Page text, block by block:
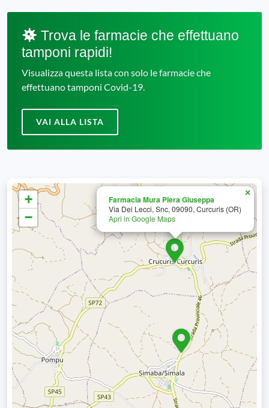
Trova le farmacie che effettuano
tamponi rapidi!
Visualizza questa lista con solo le farmacie che
effettuano tamponi Covid-19.
VAI ALLA LISTA
Farmacia Mura Piera Giuseppa
Via Dei Lecci, Snc, 09090, Curcuris (OR)
Apri in Google Maps
×
+
−